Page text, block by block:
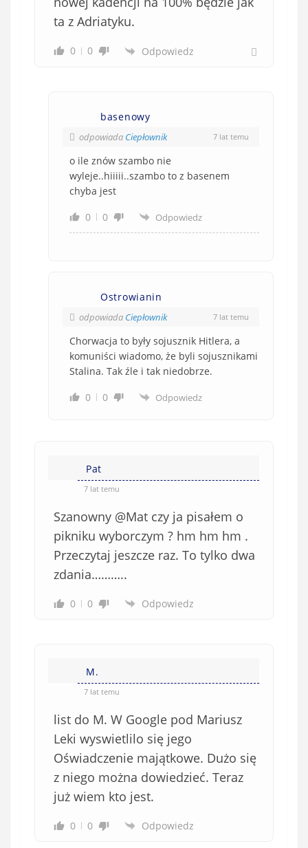
ta z Adriatyku.
0 0 Odpowiedz
basenowy
odpowiada Ciepłownik 7 lat temu
o ile znów szambo nie
wyleje..hiiiii..szambo to z basenem
chyba jest
0
0 Odpowiedz
Ostrowianin
odpowiada Ciepłownik 7 lat temu
Chorwacja to były sojusznik Hitlera, a
komuniści wiadomo, że byli sojusznikami
Stalina. Tak źle i tak niedobrze.
0
0 Odpowiedz
Pat
7 lat temu
Szanowny @Mat czy ja pisałem o
pikniku wyborczym ? hm hm hm .
Przeczytaj jeszcze raz. To tylko dwa
zdania………..
0 0 Odpowiedz
M.
7 lat temu
list do M. W Google pod Mariusz
Leki wyswietlilo się jego
Oświadczenie majątkowe. Dużo się
z niego można dowiedzieć. Teraz
już wiem kto jest.
0 0 Odpowiedz